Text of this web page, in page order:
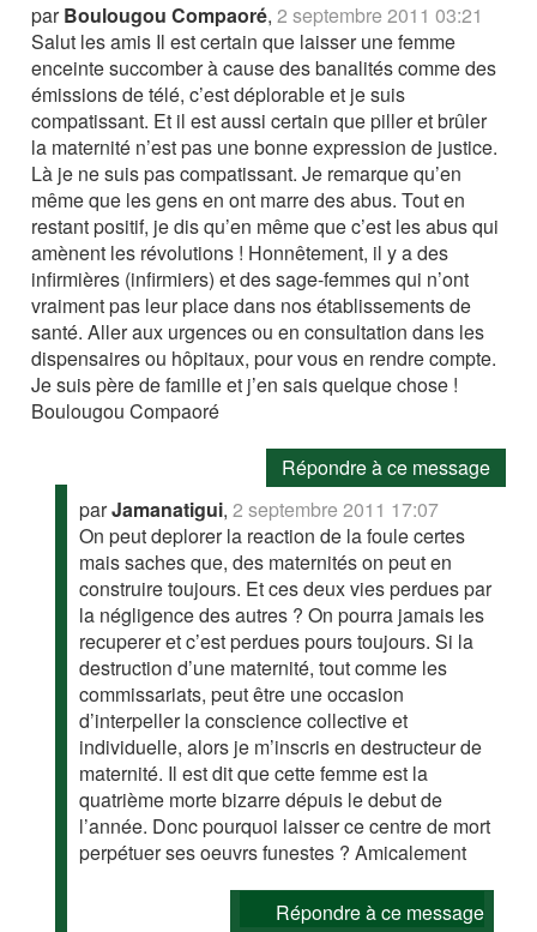
parBoulougou Compaoré,2 septembre 2011 03:21
Salut les amis Il est certain que laisser une femme
enceinte succomber à cause des banalités comme des
émissions de télé, c’est déplorable et je suis
compatissant. Et il est aussi certain que piller et brûler
la maternité n’est pas une bonne expression de justice.
Là je ne suis pas compatissant. Je remarque qu’en
même que les gens en ont marre des abus. Tout en
restant positif, je dis qu’en même que c’est les abus qui
amènent les révolutions ! Honnêtement, il y a des
infirmières (infirmiers) et des sage-femmes qui n’ont
vraiment pas leur place dans nos établissements de
santé. Aller aux urgences ou en consultation dans les
dispensaires ou hôpitaux, pour vous en rendre compte.
Je suis père de famille et j’en sais quelque chose !
Boulougou Compaoré
Répondre à ce message
parJamanatigui,2 septembre 2011 17:07
On peut deplorer la reaction de la foule certes
mais saches que, des maternités on peut en
construire toujours. Et ces deux vies perdues par
la négligence des autres ? On pourra jamais les
recuperer et c’est perdues pours toujours. Si la
destruction d’une maternité, tout comme les
commissariats, peut être une occasion
d’interpeller la conscience collective et
individuelle, alors je m’inscris en destructeur de
maternité. Il est dit que cette femme est la
quatrième morte bizarre dépuis le debut de
l’année. Donc pourquoi laisser ce centre de mort
perpétuer ses oeuvrs funestes ? Amicalement
Répondre à ce message